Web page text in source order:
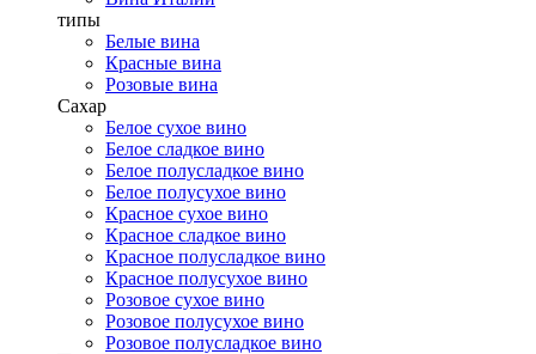
типы
Белые вина
Красные вина
Розовые вина
Сахар
Белое сухое вино
Белое сладкое вино
Белое полусладкое вино
Белое полусухое вино
Красное сухое вино
Красное сладкое вино
Красное полусладкое вино
Красное полусухое вино
Розовое сухое вино
Розовое полусухое вино
Розовое полусладкое вино